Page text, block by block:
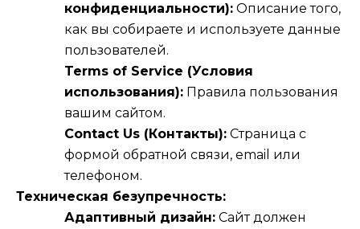
конфиденциальности): Описание того,
как вы собираете и используете данные
пользователей.
Terms of Service (Условия
использования): Правила пользования
вашим сайтом.
Contact Us (Контакты): Страница с
формой обратной связи, email или
телефоном.
Техническая безупречность:
Адаптивный дизайн: Сайт должен